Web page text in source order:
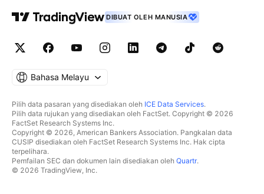
DIBUAT OLEH MANUSIA
Bahasa Melayu
Pilih data pasaran yang disediakan oleh ICE Data Services.
Pilih data rujukan yang disediakan oleh FactSet. Copyright © 2026
FactSet Research Systems Inc.
Copyright © 2026, American Bankers Association. Pangkalan data
CUSIP disediakan oleh FactSet Research Systems Inc. Hak cipta
terpelihara.
Pemfailan SEC dan dokumen lain disediakan oleh Quartr.
© 2026 TradingView, Inc.